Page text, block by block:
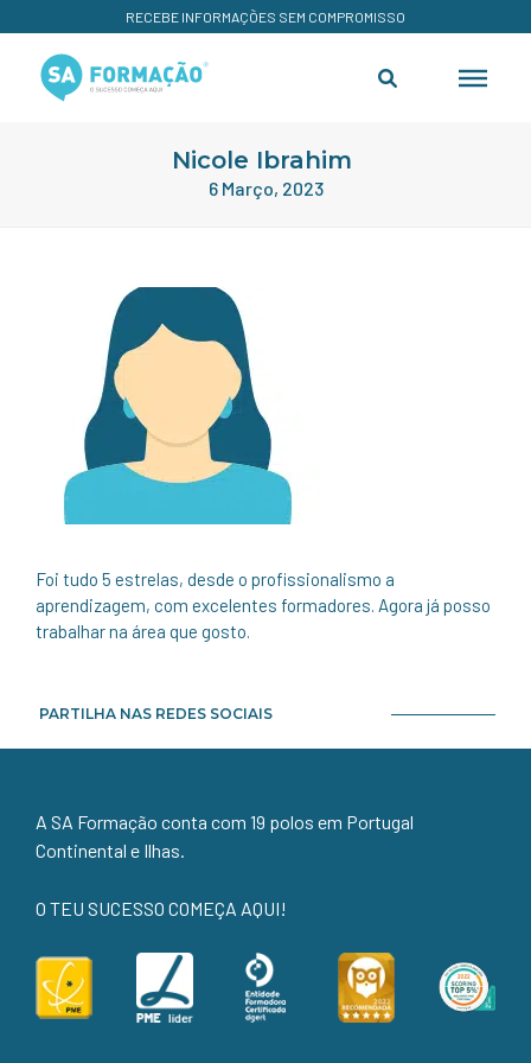
RECEBE INFORMAÇÕES SEM COMPROMISSO
Nicole Ibrahim
6 Março, 2023
Foi tudo 5 estrelas, desde o profissionalismo a
aprendizagem, com excelentes formadores. Agora já posso
trabalhar na área que gosto.
PARTILHA NAS REDES SOCIAIS
A SA Formação conta com 19 polos em Portugal
Continental e Ilhas.
O TEU SUCESSO COMEÇA AQUI!